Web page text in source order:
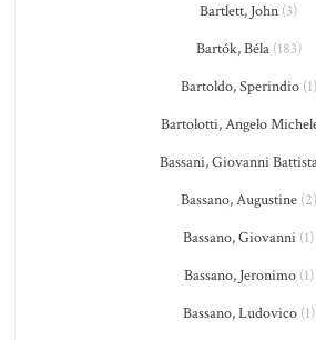
Bartlett, John (3)
Bartók, Béla(183)
Bartoldo, Sperindio(1)
Bartolotti, Angelo
Bassani, Giovanni
Bassano, Augustine(2)
Bassano, Giovanni (1)
Bassano, Jeronimo(1)
Bassano, Ludovico(1)